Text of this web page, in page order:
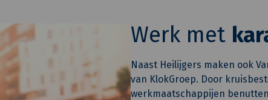
Werk met
Naast Heilijgers maken ook
van KlokGroep. Door
werkmaatschappijen